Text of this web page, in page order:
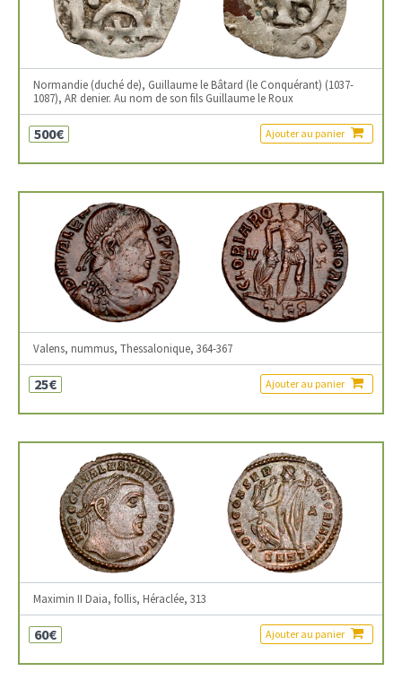
Normandie (duché de), Guillaume le Bâtard (le Conquérant) (1037-
1087), AR denier. Au nom de son fils Guillaume le Roux
500€ Ajouter au panier
Valens, nummus, Thessalonique, 364-367
25€ Ajouter au panier
Maximin II Daia, follis, Héraclée, 313
60€ Ajouter au panier